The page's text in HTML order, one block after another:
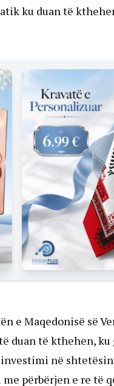
ku duan të
e Maqedonisë së
duan të kthehen, ku
në
përbërjen e re të